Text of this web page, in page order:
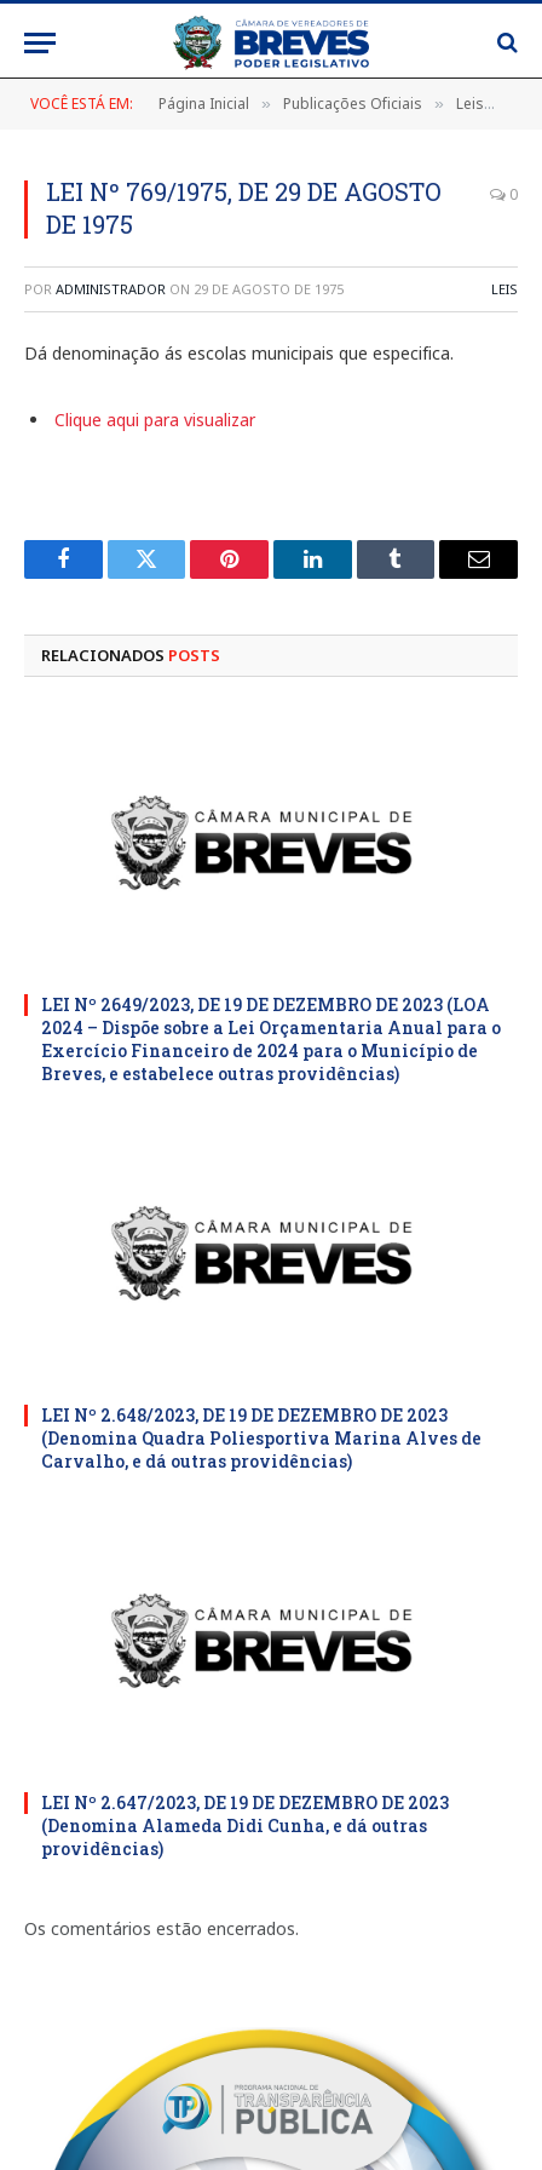
VOCÊ ESTÁ EM: Página Inicial » Publicações Oficiais » Leis
LEI Nº 769/1975, DE 29 DE AGOSTO
DE 1975
0
POR ADMINISTRADOR ON 29 DE AGOSTO DE 1975 LEIS
Dá denominação ás escolas municipais que especifica.
Clique aqui para visualizar
FacebookTwitter Pinterest LinkedInTumblr
E-
RELACIONADOS POSTS
LEI Nº 2649/2023, DE 19 DE DEZEMBRO DE 2023 (LOA
2024 – Dispõe sobre a Lei Orçamentaria Anual para o
Exercício Financeiro de 2024 para o Município de
Breves, e estabelece outras providências)
LEI Nº 2.648/2023, DE 19 DE DEZEMBRO DE 2023
(Denomina Quadra Poliesportiva Marina Alves de
Carvalho, e dá outras providências)
LEI Nº 2.647/2023, DE 19 DE DEZEMBRO DE 2023
(Denomina Alameda Didi Cunha, e dá outras
providências)
Os comentários estão encerrados.